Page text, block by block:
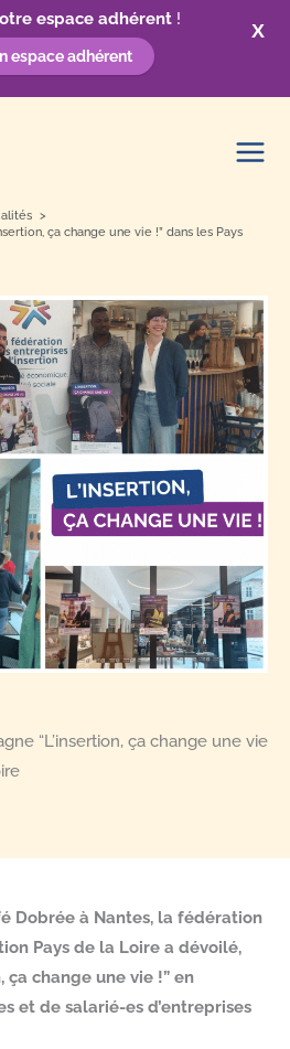
X
espace adhérent!
espace adhérent
ça change une vie !” dans les Pays
“L’insertion, ça change une vie
Dobrée à Nantes, la fédération
Pays de la Loire a dévoilé,
ça change une vie !” en
et de salarié-es d’entreprises